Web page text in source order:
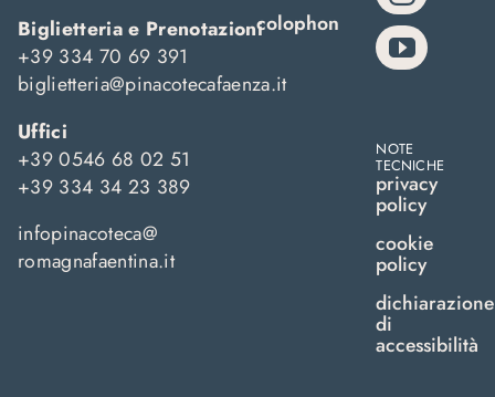
Biglietteria e Prenotazioni
+39 334 70 69 391
biglietteria@pinacotecafaenza.it
Uffici
+39 0546 68 02 51
+39 334 34 23 389
infopinacoteca@
romagnafaentina.it
colophon
NOTE
TECNICHE
privacy
policy
cookie
policy
dichiarazione
di
accessibilità